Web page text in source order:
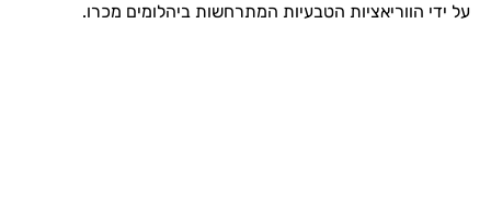
על ידי הווריאציות הטבעיות המתרחשות ביהלומים מכרו.